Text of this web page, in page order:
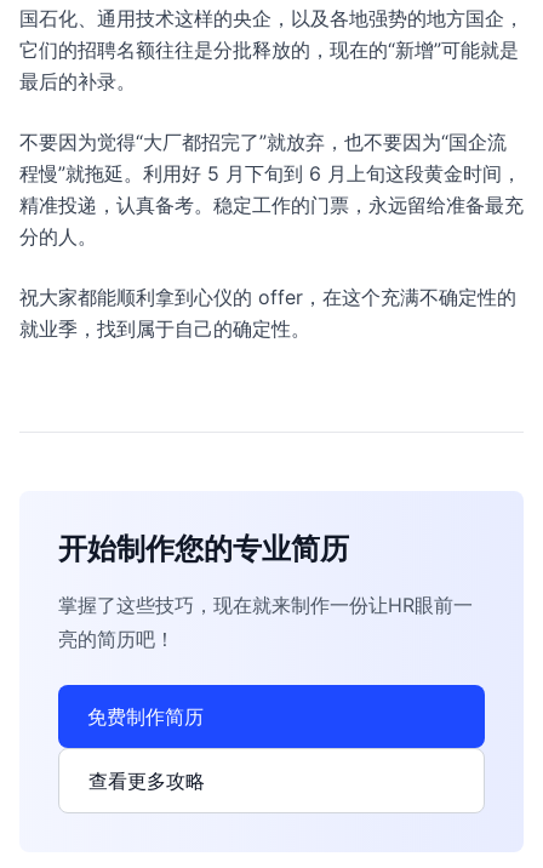
国石化、通用技术这样的央企，以及各地强势的地方国企，
它们的招聘名额往往是分批释放的，现在的“新增”可能就是
最后的补录。
不要因为觉得“大厂都招完了”就放弃，也不要因为“国企流
程慢”就拖延。利用好 5 月下旬到 6 月上旬这段黄金时间，
精准投递，认真备考。稳定工作的门票，永远留给准备最充
分的人。
祝大家都能顺利拿到心仪的 offer，在这个充满不确定性的
就业季，找到属于自己的确定性。
开始制作您的专业简历
掌握了这些技巧，现在就来制作一份让HR眼前一
亮的简历吧！
免费制作简历
查看更多攻略